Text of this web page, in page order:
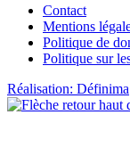
Contact
Mentions
Politique de
Politique sur
Réalisation: Définima